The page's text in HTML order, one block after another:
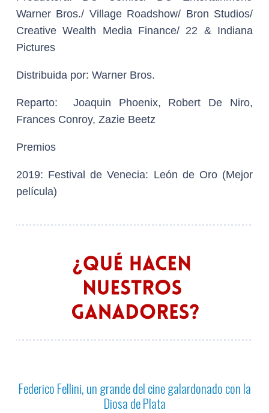
Warner Bros./ Village Roadshow/ Bron Studios/
Creative Wealth Media Finance/ 22 & Indiana
Pictures
Distribuida por: Warner Bros.
Reparto: Joaquin Phoenix, Robert De Niro,
Frances Conroy, Zazie Beetz
Premios
2019: Festival de Venecia: León de Oro (Mejor
película)
Federico Fellini, un grande del cine galardonado con la
Diosa de Plata